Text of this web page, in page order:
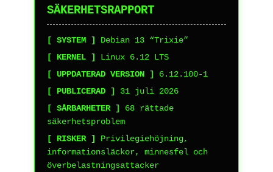
SÄKERHETSRAPPORT
[ SYSTEM ]
Debian 13 “Trixie”
[ KERNEL ]
Linux 6.12 LTS
[ UPPDATERAD VERSION ]
6.12.100-1
[ PUBLICERAD ]
31 juli 2026
[ SÅRBARHETER ]
68 rättade
säkerhetsproblem
[ RISKER ]
Privilegiehöjning,
informationsläckor, minnesfel och
överbelastningsattacker